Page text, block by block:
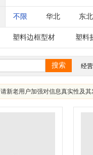
不限 华北 东北
辽宁 吉林 黑
四川 海南 贵州
塑料边框型材 塑料
搜索 经
请新老用户加强对信息真实性及